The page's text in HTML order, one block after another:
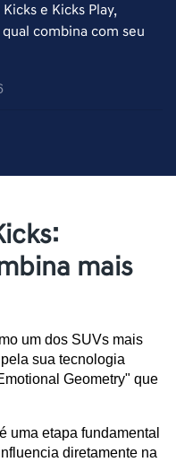
e Kicks Play,
combina com seu
mais
um dos SUVs mais
sua tecnologia
Geometry" que
uma etapa fundamental
diretamente na